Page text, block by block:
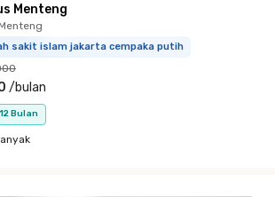
Menteng
sakit islam jakarta cempaka putih
/bulan
Bulan